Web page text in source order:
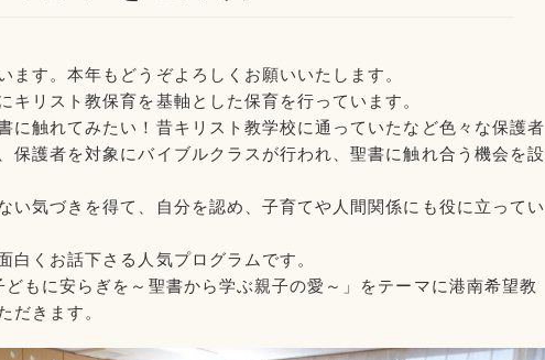
ます。本年もどうぞよろしくお願いいたします。
キリスト教保育を基軸とした保育を行っています。
に触れてみたい！昔キリスト教学校に通っていたなど色々な保護者
保護者を対象にバイブルクラスが行われ、聖書に触れ合う機会を設
い気づきを得て、自分を認め、子育てや人間関係にも役に立ってい
白くお話下さる人気プログラムです。
もに安らぎを～聖書から学ぶ親子の愛～」をテーマに港南希望教
だきます。